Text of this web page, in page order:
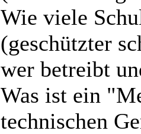
Wie viele
(geschützter
wer betreibt
Was ist ein
technischen